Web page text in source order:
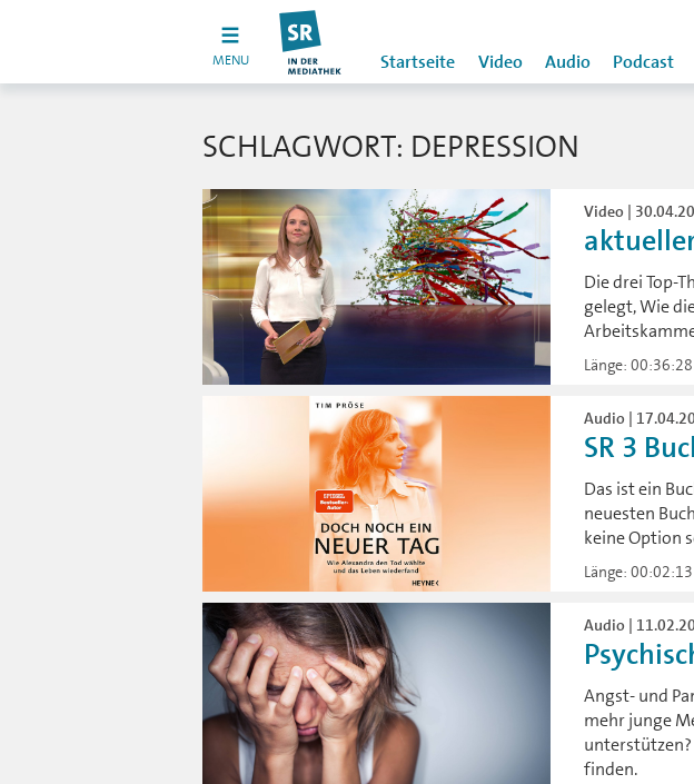
MENU Startseite Video Audio Podcast
SCHLAGWORT: DEPRESSION
Video |
Die drei Top-
gelegt, Wie
Länge: 00:36:28
Audio |
SR 3
Das ist ein
neuesten
keine Option
Länge: 00:02:13
Audio |
Angst- und
mehr junge
finden.